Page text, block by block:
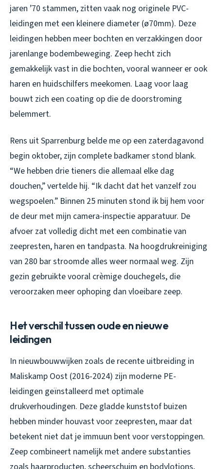
jaren ’70 stammen, zitten vaak nog originele PVC-
leidingen met een kleinere diameter (ø70mm). Deze
leidingen hebben meer bochten en verzakkingen door
jarenlange bodembeweging. Zeep hecht zich
gemakkelijk vast in die bochten, vooral wanneer er ook
haren en huidschilfers meekomen. Laag voor laag
bouwt zich een coating op die de doorstroming
belemmert.
Rens uit Sparrenburg belde me op een zaterdagavond
begin oktober, zijn complete badkamer stond blank.
“We hebben drie tieners die allemaal elke dag
douchen,” vertelde hij. “Ik dacht dat het vanzelf zou
wegspoelen.” Binnen 25 minuten stond ik bij hem voor
de deur met mijn camera-inspectie apparatuur. De
afvoer zat volledig dicht met een combinatie van
zeepresten, haren en tandpasta. Na hoogdrukreiniging
van 280 bar stroomde alles weer normaal weg. Zijn
gezin gebruikte vooral crèmige douchegels, die
veroorzaken meer ophoping dan vloeibare zeep.
Het verschil tussen oude en nieuwe
leidingen
In nieuwbouwwijken zoals de recente uitbreiding in
Maliskamp Oost (2016-2024) zijn moderne PE-
leidingen geïnstalleerd met optimale
drukverhoudingen. Deze gladde kunststof buizen
hebben minder houvast voor zeepresten, maar dat
betekent niet dat je immuun bent voor verstoppingen.
Zeep combineert namelijk met andere substanties